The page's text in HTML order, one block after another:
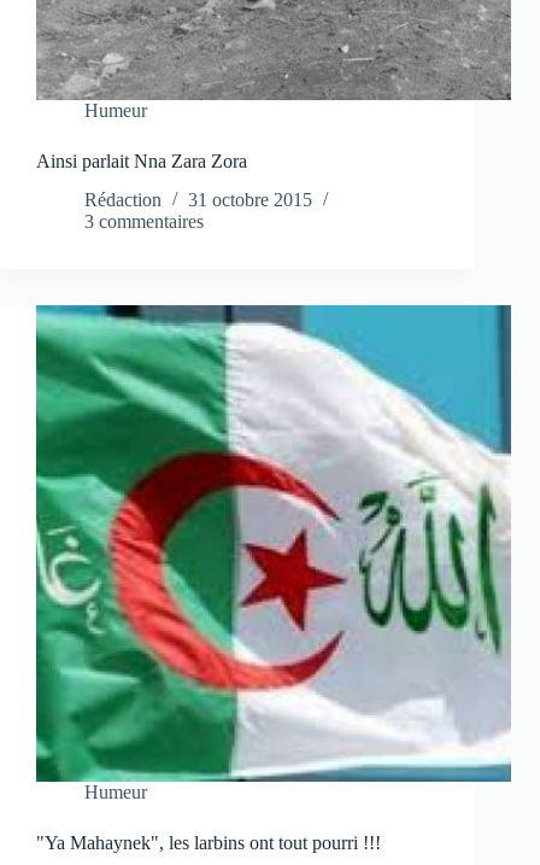
Humeur
Ainsi parlait Nna Zara Zora
Rédaction
31 octobre 2015
3 commentaires
Humeur
"Ya Mahaynek", les larbins ont tout pourri !!!